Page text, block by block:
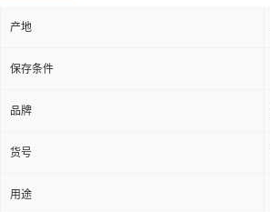
产地
保存条件
品牌
货号
用途